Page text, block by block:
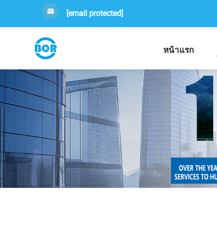
[email protected]
หน้าแรก